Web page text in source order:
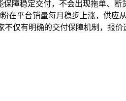
障稳定交付，不会出现拖单、断
在平台销量每月稳步上涨，供应
仅有明确的交付保障机制，报